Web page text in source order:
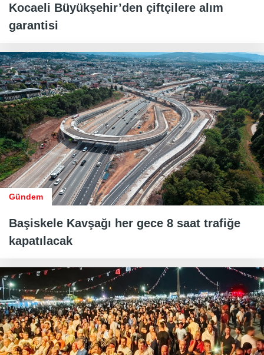
Kocaeli Büyükşehir’den çiftçilere alım
garantisi
Gündem
Başiskele Kavşağı her gece 8 saat trafiğe
kapatılacak